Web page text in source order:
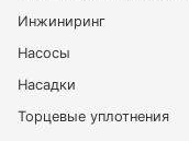
Инжиниринг
Насосы
Насадки
Торцевые уплотнения